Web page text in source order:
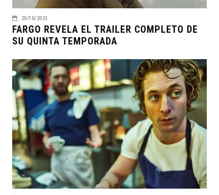
25/10/2023
FARGO REVELA EL TRAILER COMPLETO DE
SU QUINTA TEMPORADA